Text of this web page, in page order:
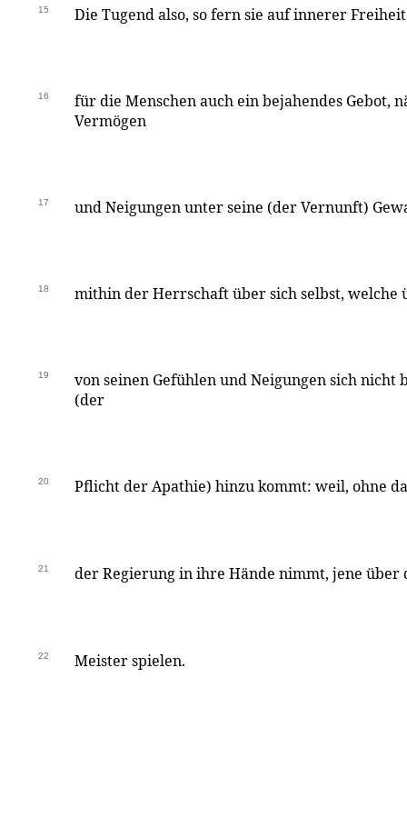
15 Die Tugend also, so fern sie auf innerer
16
für die Menschen auch ein bejahendes Gebot,
Vermögen
17 und Neigungen unter seine (der Vernunft)
18 mithin der Herrschaft über sich selbst, welche
19
von seinen Gefühlen und Neigungen sich nicht
(der
20 Pflicht der Apathie) hinzu kommt: weil, ohne
21 der Regierung in ihre Hände nimmt, jene über
22 Meister spielen.